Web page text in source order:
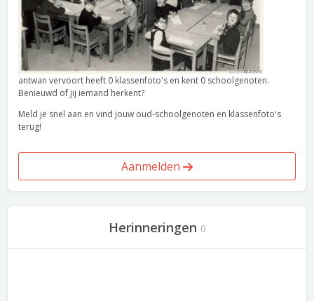
antwan vervoort heeft 0 klassenfoto's en kent 0 schoolgenoten.
Benieuwd of jij iemand herkent?
Meld je snel aan en vind jouw oud-schoolgenoten en klassenfoto's
terug!
Aanmelden
Herinneringen 0